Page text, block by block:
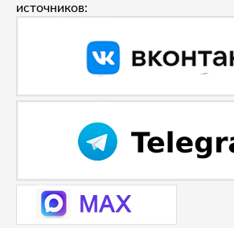
источников: